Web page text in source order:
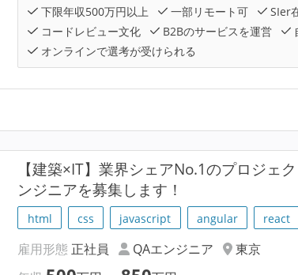
下限年収500万円以上 一部リモート可 SIer
コードレビュー文化
B2Bのサービスを運営
オンラインで選考が受けられる
【建築×IT】業界シェアNo.1のプロジェ
ンジニアを募集します！
html css javascript angular react
雇用形態 正社員 QAエンジニア
東京